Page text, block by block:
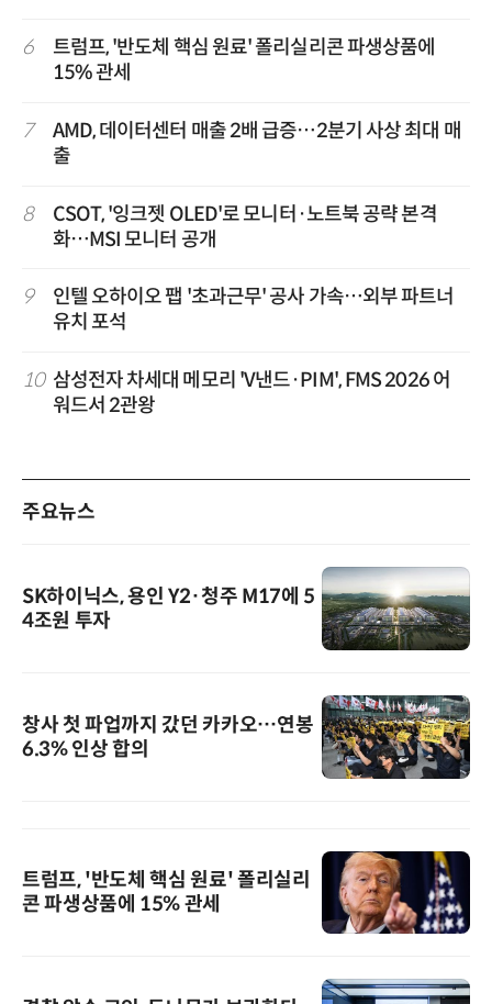
6
트럼프, '반도체 핵심 원료' 폴리실리콘 파생상품에
15% 관세
7
AMD, 데이터센터 매출 2배 급증…2분기 사상 최대 매
출
8
CSOT, '잉크젯 OLED'로 모니터·노트북 공략 본격
화…MSI 모니터 공개
9
인텔 오하이오 팹 '초과근무' 공사 가속…외부 파트너
유치 포석
10 삼성전자 차세대 메모리 'V낸드·PIM', FMS 2026 어
워드서 2관왕
주요뉴스
SK하이닉스, 용인 Y2·청주 M17에 5
4조원 투자
창사 첫 파업까지 갔던 카카오…연봉
6.3% 인상 합의
트럼프, '반도체 핵심 원료' 폴리실리
콘 파생상품에 15% 관세